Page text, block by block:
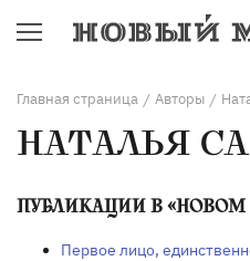
Главная страница / Авторы /
НАТАЛЬЯ
ПУБЛИКАЦИИ В «НОВОМ
Первое лицо,